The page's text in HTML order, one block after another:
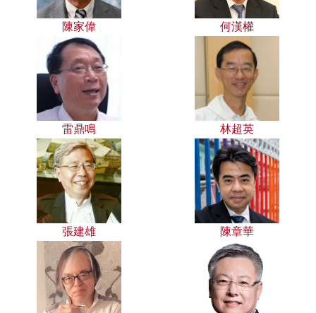
陳家偉 何漢權
雷鼎鳴 林超英
張建雄 陳章華